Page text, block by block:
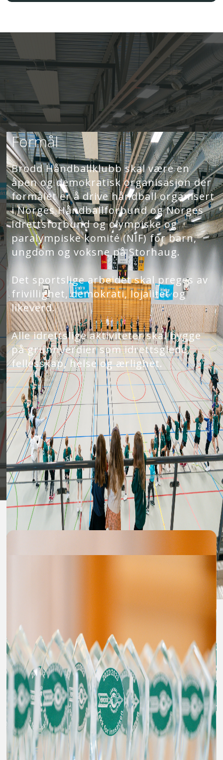
Formål
Brodd Håndballklubb skal være en
åpen og demokratisk organisasjon der
formålet er å drive håndball organisert
i Norges Håndballforbund og Norges
Idrettsforbund og olympiske og
paralympiske komité (NIF) for barn,
ungdom og voksne på Storhaug.
Det sportslige arbeidet skal preges av
frivillighet, demokrati, lojalitet og
likeverd.
Alle idrettslige aktiviteter skal bygge
på grunnverdier som idrettsglede,
fellesskap, helse og ærlighet.